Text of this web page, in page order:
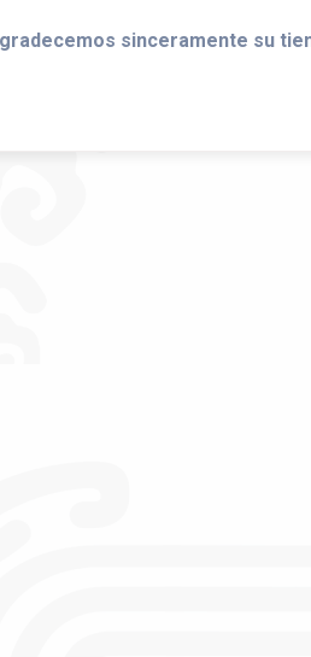
sinceramente su